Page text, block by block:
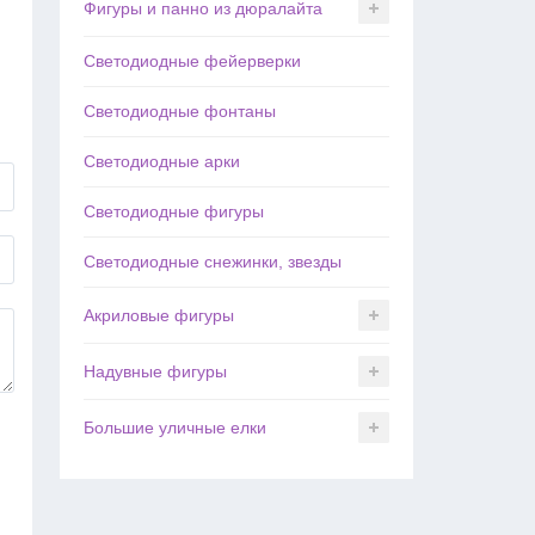
Фигуры и панно из дюралайта
Светодиодные фейерверки
Светодиодные фонтаны
Светодиодные арки
Светодиодные фигуры
Светодиодные снежинки, звезды
Акриловые фигуры
Надувные фигуры
Большие уличные елки